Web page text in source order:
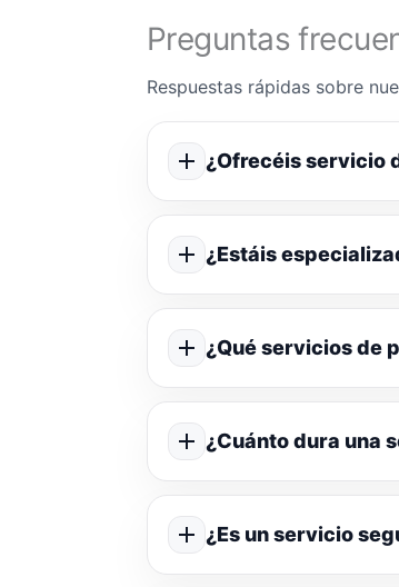
Preguntas
Respuestas rápidas sobre
¿Ofrecéis servicio
¿Estáis
¿Qué servicios de
¿Cuánto dura una
¿Es un servicio